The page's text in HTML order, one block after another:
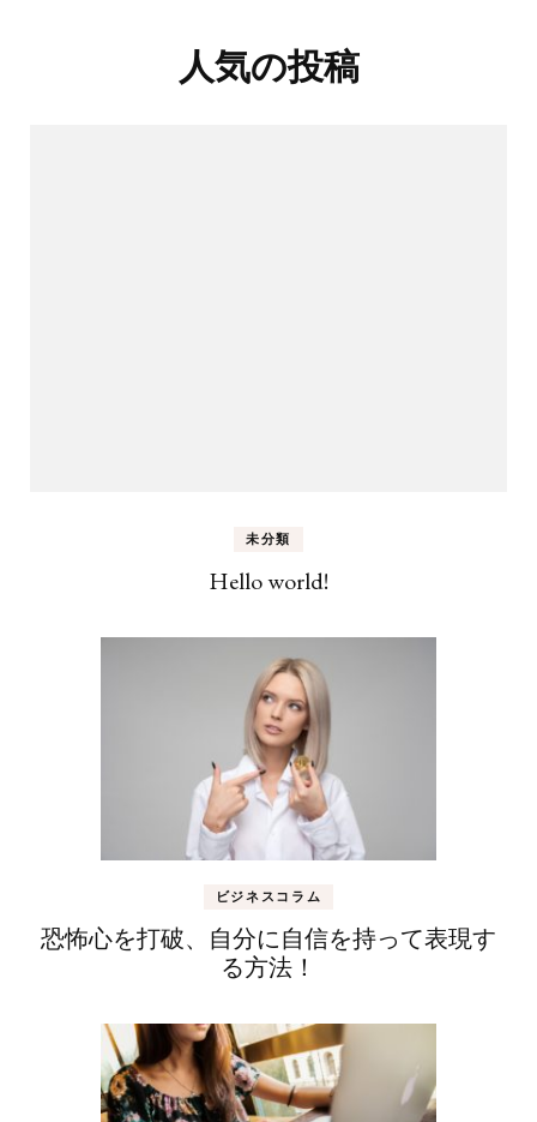
人気の投稿
未分類
Hello world!
ビジネスコラム
恐怖心を打破、自分に自信を持って表現す
る方法！